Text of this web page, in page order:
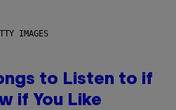
IMAGES
to Listen to if
if You Like